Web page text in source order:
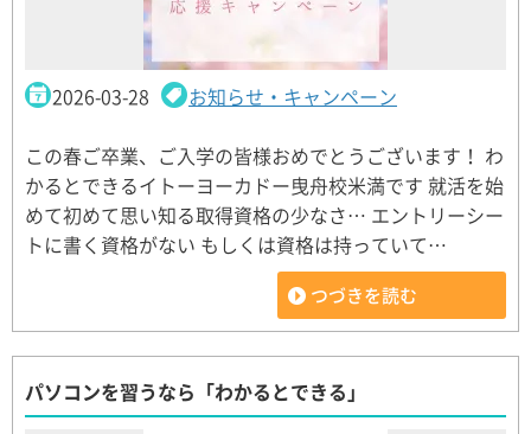
2026-03-28 お知らせ・キャンペーン
この春ご卒業、ご入学の皆様おめでとうございます！ わ
かるとできるイトーヨーカドー曳舟校米満です 就活を始
めて初めて思い知る取得資格の少なさ… エントリーシー
トに書く資格がない もしくは資格は持っていて…
つづきを読む
パソコンを習うなら「わかるとできる」